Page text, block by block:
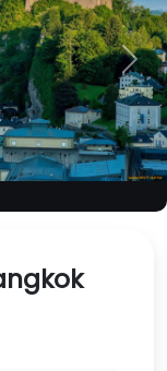
Next